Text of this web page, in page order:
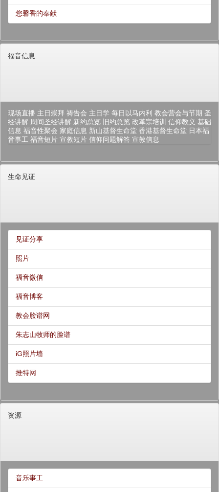
您馨香的奉献
福音信息
现场直播 主日崇拜 祷告会 主日学 每日以马内利 教会营会与节期 圣
经讲解 周间圣经讲解 新约总览 旧约总览 改革宗培训 信仰教义 基础
信息 福音性聚会 家庭信息 新山基督生命堂 香港基督生命堂 日本福
音事工 福音短片 宣教短片 信仰问题解答 宣教信息
生命见证
见证分享
照片
福音微信
福音博客
教会脸谱网
朱志山牧师的脸谱
iG照片墙
推特网
资源
音乐事工